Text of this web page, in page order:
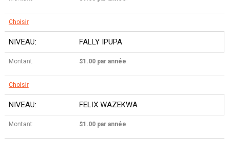
Choisir
FALLY IPUPA
$1.00 par année.
Choisir
FELIX WAZEKWA
$1.00 par année.